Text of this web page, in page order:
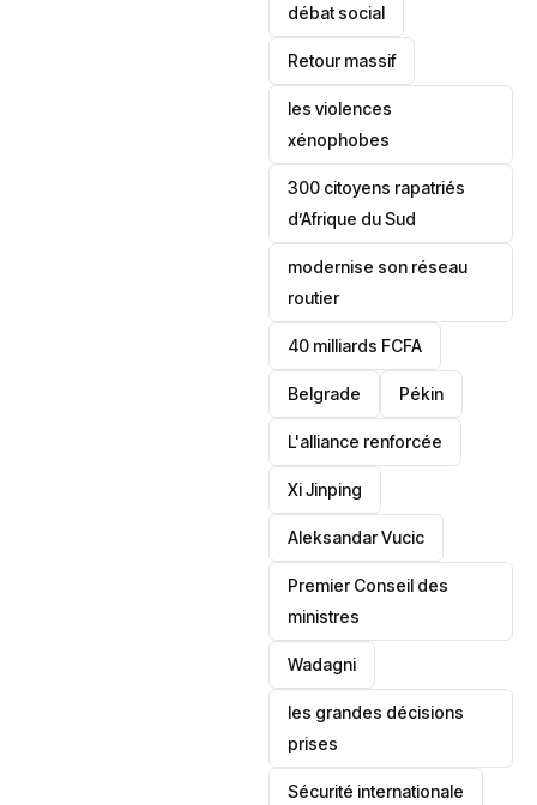
débat social
Retour massif
les violences
xénophobes
300 citoyens rapatriés
d’Afrique du Sud
modernise son réseau
routier
40 milliards FCFA
Belgrade Pékin
L'alliance renforcée
Xi Jinping
Aleksandar Vucic
‎Premier Conseil des
ministres
Wadagni
les grandes décisions
prises
‎Sécurité internationale